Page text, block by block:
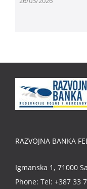
RAZVOJNA BANKA
Igmanska 1, 71000
Phone: Tel: +387 33